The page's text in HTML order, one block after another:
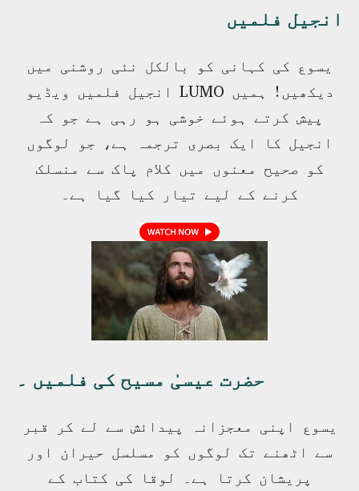
انجیل فلمیں
یسوع کی کہانی کو بالکل نئی روشنی میں
دیکھیں! ہمیں LUMO انجیل فلمیں ویڈیو
پیش کرتے ہوئے خوشی ہو رہی ہے جو کہ
انجیل کا ایک بصری ترجمہ ہے، جو لوگوں
کو صحیح معنوں میں کلام پاک سے منسلک
کرنے کے لیے تیار کیا گیا ہے۔
حضرت عیسیٰ مسیح کی فلمیں ۔
یسوع اپنی معجزانہ پیدائش سے لے کر قبر
سے اٹھنے تک لوگوں کو مسلسل حیران اور
پریشان کرتا ہے۔ لوقا کی کتاب کے